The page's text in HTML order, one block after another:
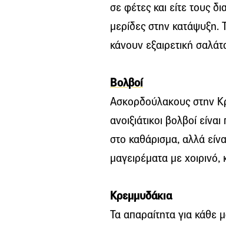
σε φέτες και είτε τους
μερίδες στην κατάψυξη.
κάνουν εξαιρετική
Βολβοί
Ασκορδούλακους στην
ανοιξιάτικοι βολβοί
στο καθάρισμα, αλλά
μαγειρέματα με χοιρινό,
Κρεμμυδάκια
Τα απαραίτητα για κάθε